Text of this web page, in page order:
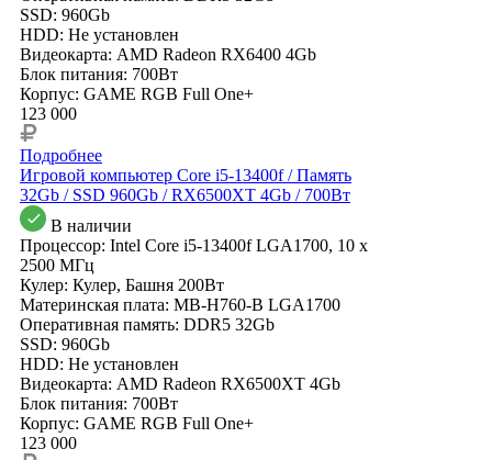
SSD: 960Gb
HDD: Не установлен
Видеокарта: AMD Radeon RX6400 4Gb
Блок питания: 700Вт
Корпус: GAME RGB Full One+
123 000
Подробнее
Игровой компьютер Core i5-13400f / Память
32Gb / SSD 960Gb / RX6500XT 4Gb / 700Вт
В наличии
Процессор: Intel Core i5-13400f LGA1700, 10 x
2500 МГц
Кулер: Кулер, Башня 200Вт
Материнская плата: MB-H760-B LGA1700
Оперативная память: DDR5 32Gb
SSD: 960Gb
HDD: Не установлен
Видеокарта: AMD Radeon RX6500XT 4Gb
Блок питания: 700Вт
Корпус: GAME RGB Full One+
123 000